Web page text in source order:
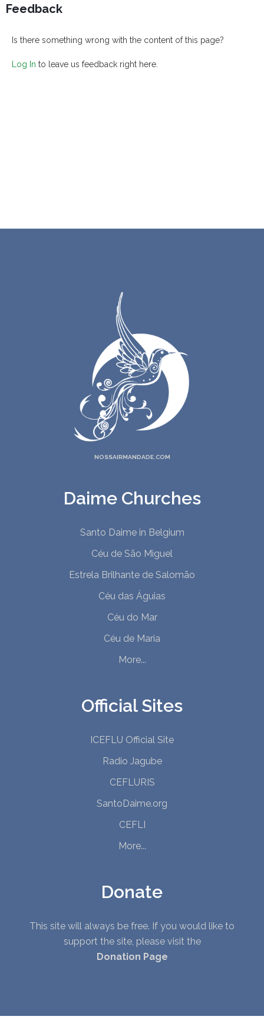
Feedback
Is there something wrong with the content of this page?
Log In to leave us feedback right here.
NOSSAIRMANDADE.COM
Daime Churches
Santo Daime in Belgium
Céu de São Miguel
Estrela Brilhante de Salomão
Céu das Águias
Céu do Mar
Céu de Maria
More...
Official Sites
ICEFLU Official Site
Radio Jagube
CEFLURIS
SantoDaime.org
CEFLI
More...
Donate
This site will always be free. If you would like to
support the site, please visit the
Donation Page